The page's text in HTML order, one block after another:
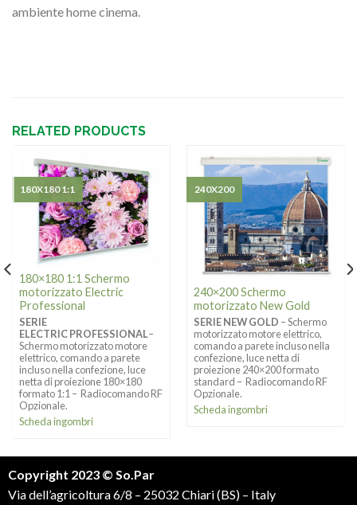
ambiente home cinema.
RELATED PRODUCTS
180×180 1:1 Schermo
motorizzato Electric
Professional
SERIE
ELECTRIC PROFESSIONAL–
Schermo motorizzato motore
elettrico, comando a parete
incluso nella confezione, luce
netta di proiezione 180×180
formato 1:1 – Radiocomando RF
Opzionale.
Scheda ingombri
180X180 1:1
240×200 Schermo
motorizzato New Gold
SERIE NEW GOLD – Schermo
motorizzato motore elettrico,
comando a parete incluso nella
confezione, luce netta di
proiezione 240×200 formato
standard – Radiocomando RF
Opzionale.
Scheda ingombri
240X200
Copyright 2023 © So.Par
Via dell’agricoltura 6/8 – 25032 Chiari (BS) – Italy